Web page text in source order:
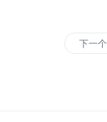
下一个